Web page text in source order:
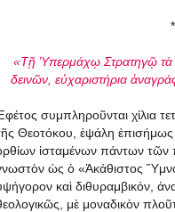
«Τῇ Ὑπερμάχῳ Στρατηγῷ τὰ
δεινῶν, εὐχαριστήρια
συμπληροῦνται χίλια
Θεοτόκου, ἐψάλη ἐπισήμως
ἱσταμένων πάντων τῶν
ὡς ὁ «Ἀκάθιστος
καὶ διθυραμβικόν,
μὲ μοναδικὸν